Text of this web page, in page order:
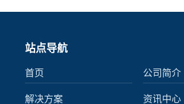
站点导航
首页 公司简介
解决方案 资讯中心